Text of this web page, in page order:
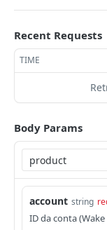
Listar Filtros
Gerar Token
Inserir produto
Atualizar
Remover
Enviar arquivo
Consultar
BTG
BTG APP
Envio de
BTG Web
Envia evento
CANAIS
SMS
Recent Requests
TIME
Body Params
account string
ID da conta